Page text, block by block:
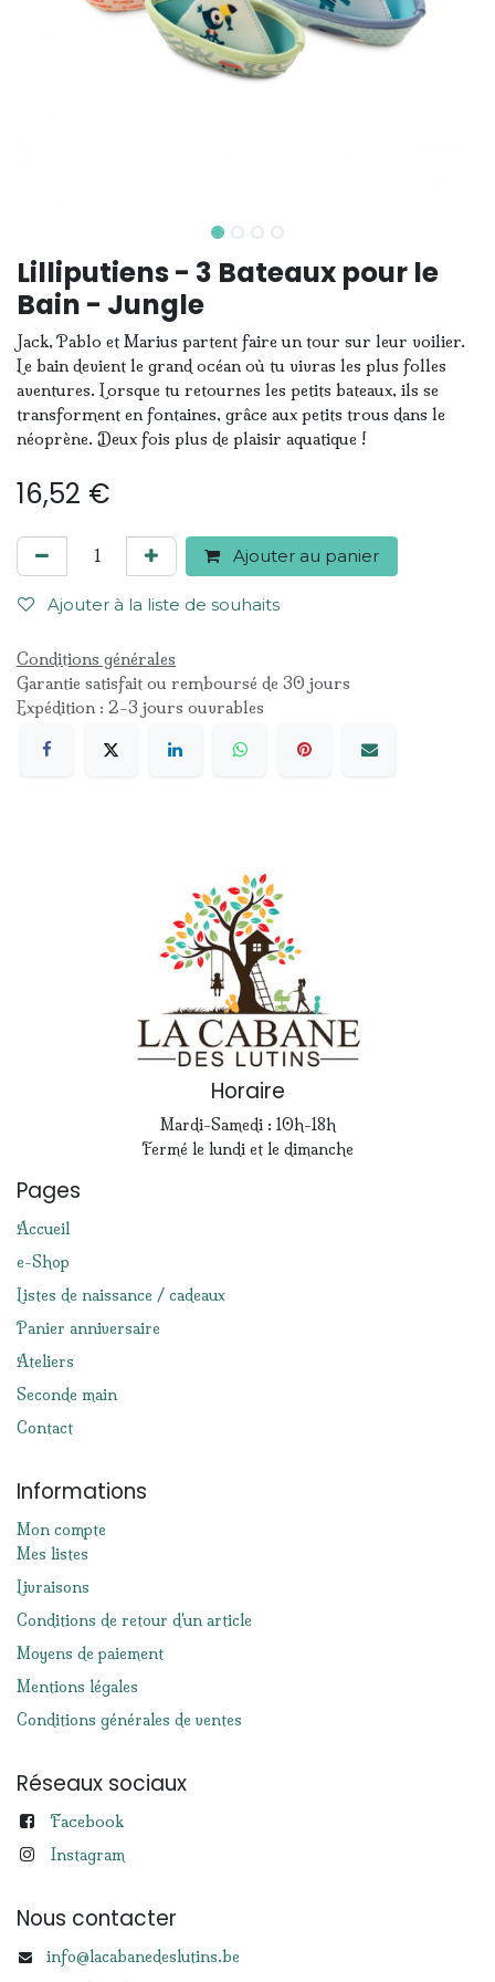
Lilliputiens - 3 Bateaux pour le
Bain - Jungle
Jack, Pablo et Marius partent faire un tour sur leur voilier.
Le bain devient le grand océan où tu vivras les plus folles
aventures. Lorsque tu retournes les petits bateaux, ils se
transforment en fontaines, grâce aux petits trous dans le
néoprène. Deux fois plus de plaisir aquatique !
16,52 €
Ajouter au panier
Ajouter à la liste de souhaits
Conditions générales
Garantie satisfait ou remboursé de 30 jours
Expédition : 2-3 jours ouvrables
Horaire
Mardi-Samedi : 10h-18h
Fermé le lundi et le dimanche
Pages
Accueil
e-Shop
Listes de naissance / cadeaux
Panier anniversaire
Ateliers
Seconde main
Contact
Informations
Mon compte
Mes listes
Livraisons
Conditions de retour d'un article
Moyens de paiement
Mentions légales
Conditions générales de ventes
Réseaux sociaux
Facebook
Instagram
Nous contacter
info@lacabanedeslutins.be